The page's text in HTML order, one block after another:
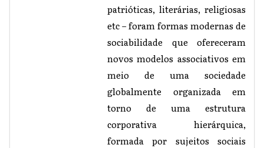
patrióticas, literárias, religiosas
etc – foram formas modernas de
sociabilidade que ofereceram
novos modelos associativos em
meio de uma sociedade
globalmente organizada em
torno de uma estrutura
corporativa hierárquica,
formada por sujeitos sociais